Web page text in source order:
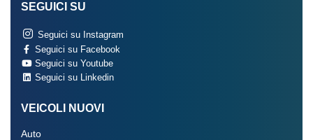
SEGUICI SU
Seguici su Instagram
Seguici su Facebook
Seguici su Youtube
Seguici su Linkedin
VEICOLI NUOVI
Auto